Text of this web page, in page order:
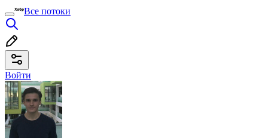
Все потоки
Войти